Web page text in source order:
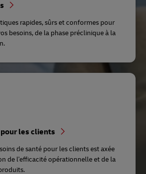
rapides, sûrs et conformes pour
besoins, de la phase préclinique à la
les clients
de santé pour les clients est axée
de l'efficacité opérationnelle et de la